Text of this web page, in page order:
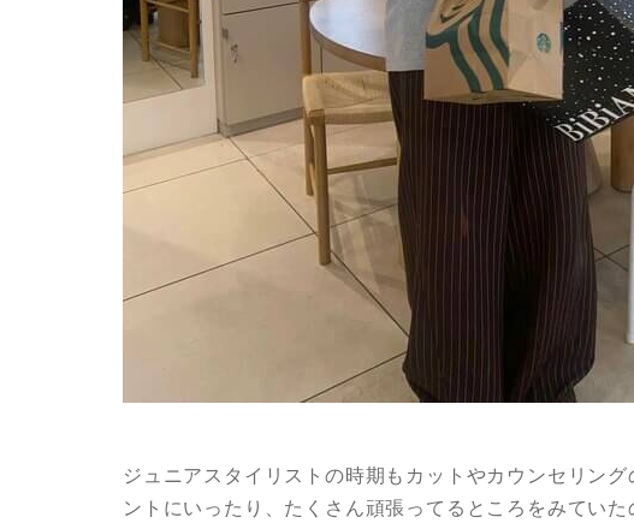
ジュニアスタイリストの時期もカットやカウンセリン
ントにいったり、たくさん頑張ってるところをみていた